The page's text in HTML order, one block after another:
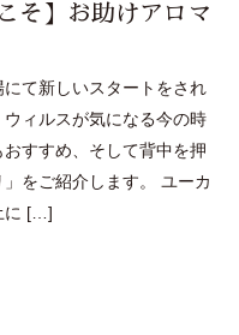
そ】お助けアロマ
て新しいスタートをされ
ィルスが気になる今の時
すすめ、そして背中を押
をご紹介します。 ユーカ
に […]